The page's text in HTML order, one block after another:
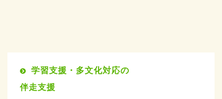
学習支援・多文化対応の
伴走支援